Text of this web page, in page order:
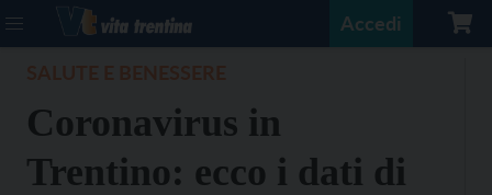
Accedi
Coronavirus in
Trentino: ecco i dati di